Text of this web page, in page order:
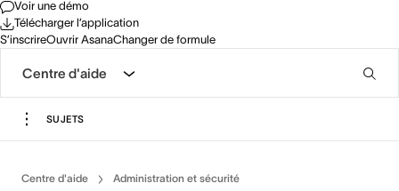
Voir une démo
Télécharger l’application
S’inscrireOuvrir AsanaChanger de formule
Centre d'aide
SUJETS
Centre d'aide
Administration et sécurité